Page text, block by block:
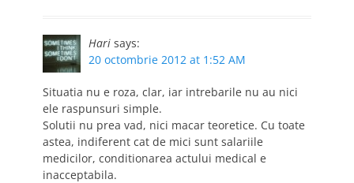
Hari says:
20 octombrie 2012 at 1:52 AM
Situatia nu e roza, clar, iar intrebarile nu au nici
ele raspunsuri simple.
Solutii nu prea vad, nici macar teoretice. Cu toate
astea, indiferent cat de mici sunt salariile
medicilor, conditionarea actului medical e
inacceptabila.